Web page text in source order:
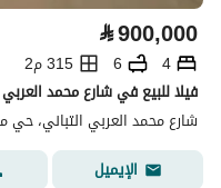
⃁900,000
4
6
315 م2
شارع محمد العربي التباني،
الإيميل